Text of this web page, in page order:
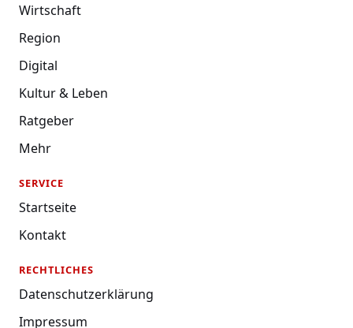
Wirtschaft
Region
Digital
Kultur & Leben
Ratgeber
Mehr
SERVICE
Startseite
Kontakt
RECHTLICHES
Datenschutzerklärung
Impressum